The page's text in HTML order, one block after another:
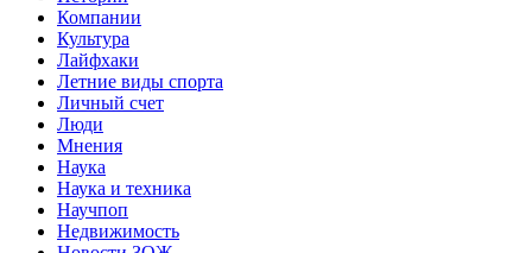
Компании
Культура
Лайфхаки
Летние виды спорта
Личный счет
Люди
Мнения
Наука
Наука и техника
Научпоп
Недвижимость